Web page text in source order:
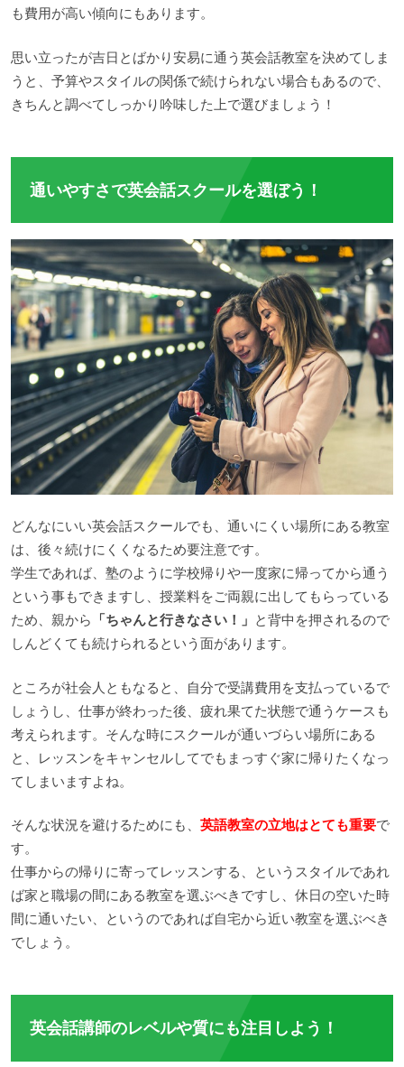
も費用が高い傾向にもあります。
思い立ったが吉日とばかり安易に通う英会話教室を決めてしま
うと、予算やスタイルの関係で続けられない場合もあるので、
きちんと調べてしっかり吟味した上で選びましょう！
通いやすさで英会話スクールを選ぼう！
どんなにいい英会話スクールでも、通いにくい場所にある教室
は、後々続けにくくなるため要注意です。
学生であれば、塾のように学校帰りや一度家に帰ってから通う
という事もできますし、授業料をご両親に出してもらっている
ため、親から 「ちゃんと行きなさい！」 と背中を押されるので
しんどくても続けられるという面があります。
ところが社会人ともなると、自分で受講費用を支払っているで
しょうし、仕事が終わった後、疲れ果てた状態で通うケースも
考えられます。そんな時にスクールが通いづらい場所にある
と、レッスンをキャンセルしてでもまっすぐ家に帰りたくなっ
てしまいますよね。
そんな状況を避けるためにも、 英語教室の立地はとても重要で
す。
仕事からの帰りに寄ってレッスンする、というスタイルであれ
ば家と職場の間にある教室を選ぶべきですし、休日の空いた時
間に通いたい、というのであれば自宅から近い教室を選ぶべき
でしょう。
英会話講師のレベルや質にも注目しよう！